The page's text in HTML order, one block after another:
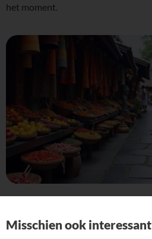
het moment.
Misschien ook interessant